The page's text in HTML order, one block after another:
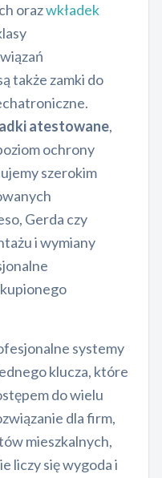
orazwkładek
także zamki do
atestowane,
ochrony
szerokim
Gerda czy
i wymiany
systemy
klucza, które
do wielu
dla firm,
mieszkalnych,
liczy się wygoda i